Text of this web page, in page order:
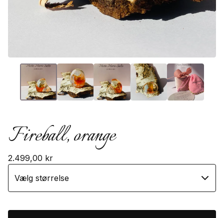
Fireball, orange
2.499,00 kr